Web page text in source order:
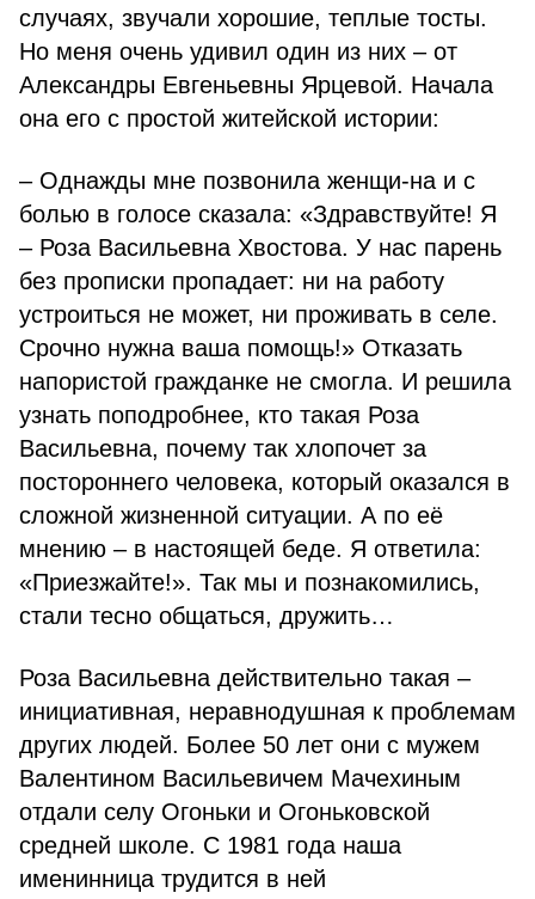
случаях, звучали хорошие, теплые тосты.
Но меня очень удивил один из них – от
Александры Евгеньевны Ярцевой. Начала
она его с простой житейской истории:
– Однажды мне позвонила женщи-на и с
болью в голосе сказала: «Здравствуйте! Я
– Роза Васильевна Хвостова. У нас парень
без прописки пропадает: ни на работу
устроиться не может, ни проживать в селе.
Срочно нужна ваша помощь!» Отказать
напористой гражданке не смогла. И решила
узнать поподробнее, кто такая Роза
Васильевна, почему так хлопочет за
постороннего человека, который оказался в
сложной жизненной ситуации. А по её
мнению – в настоящей беде. Я ответила:
«Приезжайте!». Так мы и познакомились,
стали тесно общаться, дружить…
Роза Васильевна действительно такая –
инициативная, неравнодушная к проблемам
других людей. Более 50 лет они с мужем
Валентином Васильевичем Мачехиным
отдали селу Огоньки и Огоньковской
средней школе. С 1981 года наша
именинница трудится в ней